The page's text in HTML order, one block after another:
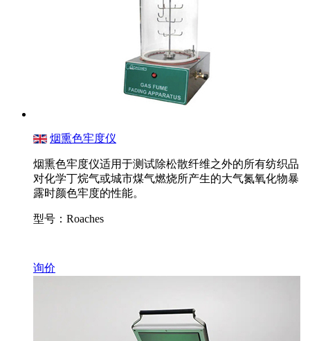
烟熏色牢度仪
烟熏色牢度仪适用于测试除松散纤维之外的所有纺织品
对化学丁烷气或城市煤气燃烧所产生的大气氮氧化物暴
露时颜色牢度的性能。
型号：Roaches
询价